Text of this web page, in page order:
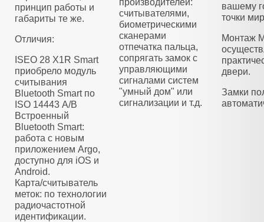
принцип работы и
габариты те же.
Отличия:
ISEO 28 X1R Smart
приобрело модуль
считывания
Bluetooth Smart по
ISO 14443 А/B
Встроенный
Bluetooth Smart:
работа с новым
приложением Argo,
доступно для iOS и
Android.
Карта/считыватель
меток: по технологии
радиочастотной
идентификации.
считывателями,
биометрическими
сканерами
отпечатка пальца,
сопрягать замок с
управляющими
сигналами систем
"умный дом" или
сигнализации и т.д.
вашему
точки
Монтаж
двери.
Замки